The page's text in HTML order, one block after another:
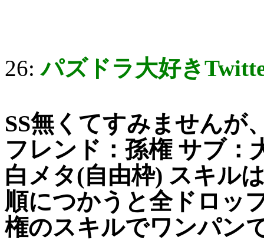
26:パズドラ大好き
SS無くてすみませんが
フレンド：孫権 サブ：
白メタ(自由枠) スキル
順につかうと全ドロッ
権のスキルでワンパン